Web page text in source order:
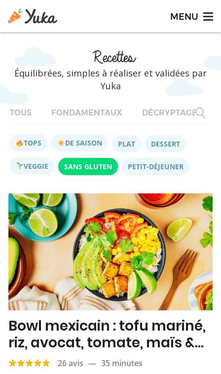
Recettes
Équilibrées, simples à réaliser et validées par
Yuka
TOUS FONDAMENTAUX DÉCRYPTAGES
TOPS DE SAISON PLAT DESSERT
VEGGIE SANS GLUTEN PETIT-DÉJEUNER
Bowl mexicain : tofu mariné,
riz, avocat, tomate, maïs &
citron vert
26 avis — 35 minutes